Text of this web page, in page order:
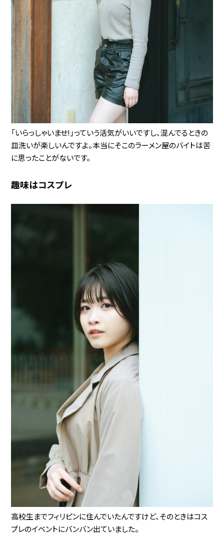
「いらっしゃいませ!」っていう活気がいいですし、混んでるときの
皿洗いが楽しいんですよ。本当にそこのラーメン屋のバイトは苦
に思ったことがないです。
趣味はコスプレ
高校生までフィリピンに住んでいたんですけど、そのときはコス
プレのイベントにバンバン出ていました。